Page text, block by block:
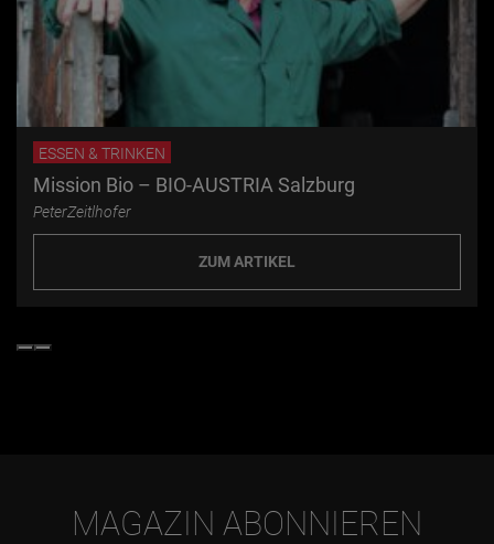
ESSEN & TRINKEN
Mission Bio – BIO-AUSTRIA Salzburg
PeterZeitlhofer
ZUM ARTIKEL
MAGAZIN ABONNIEREN